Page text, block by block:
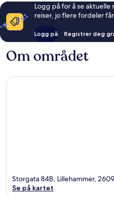
Logg på for å se
reiser, jo flere fordeler
Logg på Registrer deg
Om området
Storgata 84B, Lillehammer, 2609
Se på kartet